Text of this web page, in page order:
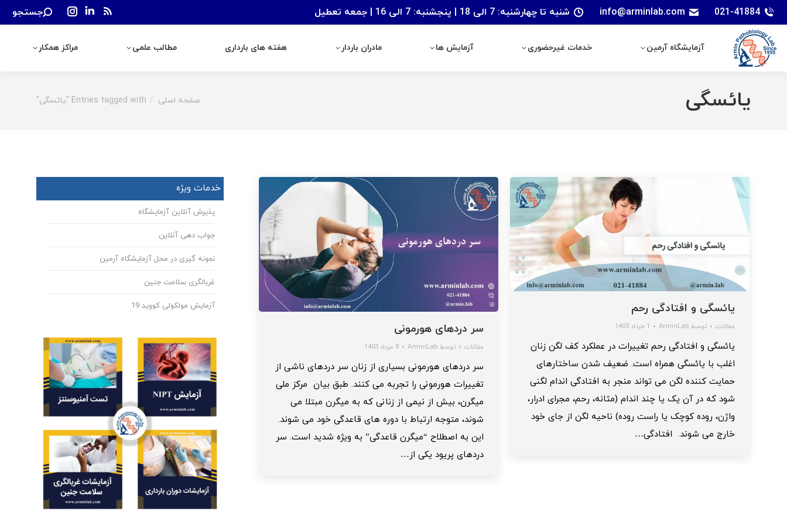
021-41884
info@arminlab.com شنبه تا چهارشنبه: 7 الی 18 | پنجشنبه: 7 الی 16 | جمعه تعطیل
Rss
window
Linkedin
opens
window
Instagram
opens
window
Search:
جستجو
آزمایشگاه آرمین خدمات غیرحضوری آزمایش ها مادران باردار هفته های بارداری مطالب علمی مراکز همکار
یائسگی You are here:
صفحه اصلی Entries tagged with "یائسگی"
سر دردهای هورمونی
مقالات توسط ArminLab 8 مرداد 1403
سر دردهای هورمونی بسیاری از زنان سر دردهای ناشی از
تغییرات هورمونی را تجربه می کنند. طبق بیان مرکز ملی
میگرن، بیش از نیمی از زنانی که به میگرن مبتلا می
شوند، متوجه ارتباط با دوره های قاعدگی خود می شوند.
این به اصطلاح “میگرن قاعدگی” به ویژه شدید است. سر
دردهای پریود یکی از…
یائسگی و افتادگی رحم
مقالات توسط ArminLab 1 خرداد 1403
یائسگی و افتادگی رحم تغییرات در عملکرد کف لگن زنان
اغلب با یائسگی همراه است. ضعیف شدن ساختارهای
حمایت کننده لگن می تواند منجر به افتادگی اندام لگنی
شود که در آن یک یا چند اندام (مثانه، رحم، مجرای ادرار،
واژن، روده کوچک یا راست روده) ناحیه لگن از جای خود
خارج می شوند. افتادگی…
خدمات ویژه
پذیرش آنلاین آزمایشگاه
جواب دهی آنلاین
نمونه گیری در محل آزمایشگاه آرمین
غربالگری سلامت جنین
آزمایش مولکولی کووید 19
آزمایشگاه آرمین خدمات غیرحضوری آزمایش ها مادران باردار مراکز همکار